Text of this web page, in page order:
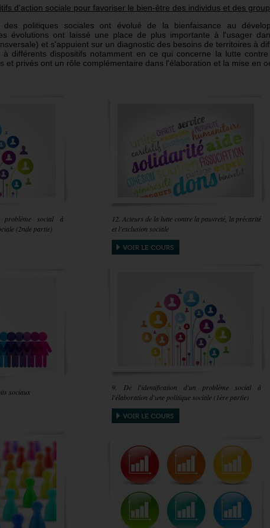
d'action sociale pour favoriser le bien-être des individus et des
des politiques sociales ont évolué de la bienfaisance au
évolutions ont laissé une place de plus importante à l'usager
et s'appuient sur un diagnostic des besoins de territoires à
à différents dispositifs notamment en ce qui concerne la lutte
et privés ont un rôle complémentaire dans l'élaboration et la mise en
social à
(2nde partie)
12. Acteurs de la lutte contre la pauvreté, la précarité
et l'exclusion sociale
sociaux
9. De l'identification d'un problème social à
l'élaboration d'une politique sociale (1ère partie)